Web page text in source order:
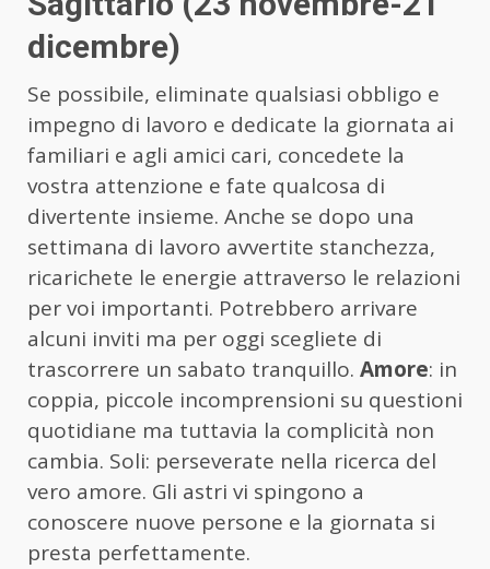
dicembre)
Se possibile, eliminate qualsiasi obbligo e
impegno di lavoro e dedicate la giornata ai
familiari e agli amici cari, concedete la
vostra attenzione e fate qualcosa di
divertente insieme. Anche se dopo una
settimana di lavoro avvertite stanchezza,
ricarichete le energie attraverso le relazioni
per voi importanti. Potrebbero arrivare
alcuni inviti ma per oggi scegliete di
trascorrere un sabato tranquillo. Amore: in
coppia, piccole incomprensioni su questioni
quotidiane ma tuttavia la complicità non
cambia. Soli: perseverate nella ricerca del
vero amore. Gli astri vi spingono a
conoscere nuove persone e la giornata si
presta perfettamente.